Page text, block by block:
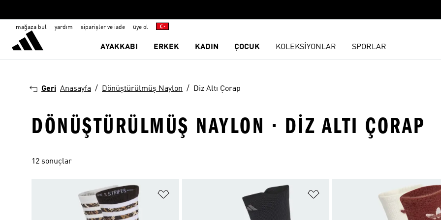
mağaza bul yardım siparişler ve iade üye ol
AYAKKABI ERKEK KADIN ÇOCUK KOLEKSİYONLAR SPORLAR
Geri Anasayfa Dönüştürülmüş Naylon Diz Altı Çorap
DÖNÜŞTÜRÜLMÜŞ NAYLON · DIZ ALTI ÇORAP
12 sonuçlar
Favori Listesine Ekle